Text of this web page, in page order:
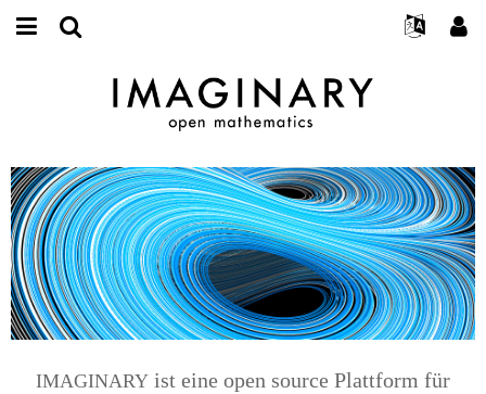
Français
Deutsch
한국어
Español
Türkçe
Programme
Hands-on
Filme
Texte
Ausstellungen
Mehr...
Projekte
Mitmachen
Kontakt
Neues Benutzerkonto erstellen
Neues Passwort anfordern
IMAGINARYist eine open source Plattform für